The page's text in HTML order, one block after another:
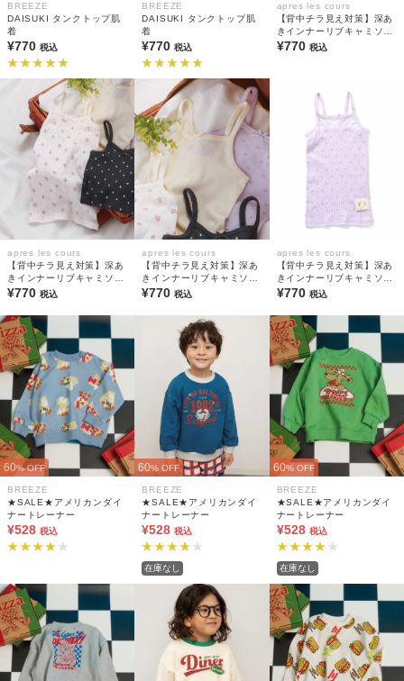
BREEZE
DAISUKI タンクトップ肌
着
¥770 税込
BREEZE
DAISUKI タンクトップ肌
着
¥770税込
apres les cours
【背中チラ見え対策】深あ
きインナーリブキャミソー
ル(綿100%)
¥770 税込
apres les cours
【背中チラ見え対策】深あ
きインナーリブキャミソー
ル(綿100%)
¥770 税込
apres les cours
【背中チラ見え対策】深あ
きインナーリブキャミソー
ル(綿100%)
¥770税込
apres les cours
【背中チラ見え対策】深あ
きインナーリブキャミソー
ル(綿100%)
¥770 税込
60% OFF
BREEZE
★SALE★アメリカンダイ
ナートレーナー
¥528 税込
60% OFF
BREEZE
★SALE★アメリカンダイ
ナートレーナー
¥528 税込
在庫なし
60% OFF
BREEZE
★SALE★アメリカンダイ
ナートレーナー
¥528 税込
在庫なし